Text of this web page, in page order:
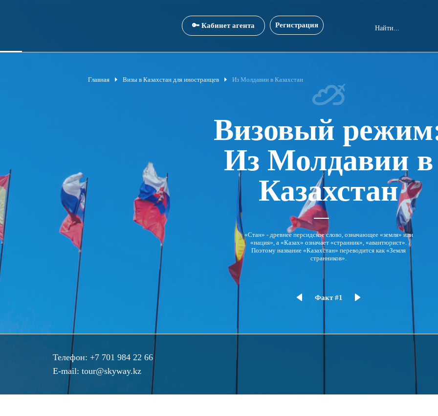
Регистрация
🔑 Кабинет агента
Главная Визы в Казахстан для иностранцев Из Молдавии в Казахстан
Визовый
Из Молдавии в
Казахстан
«Стан» - древнее персидское слово, означающее «земля» или
«нация», а «Казах» означает «странник», «авантюрист».
Поэтому название «Казахстан» переводится как «Земля
странников».
Факт #1
Телефон: +7 701 984 22 66
E-mail: tour@skyway.kz